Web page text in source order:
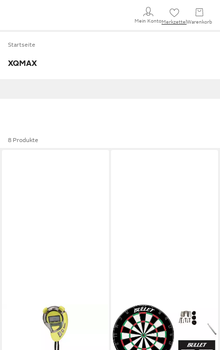
Mein KontoMerkzettel Warenkorb
Startseite
XQMAX
8 Produkte
Stoppuhr Stopp-Uhr
14,00 €